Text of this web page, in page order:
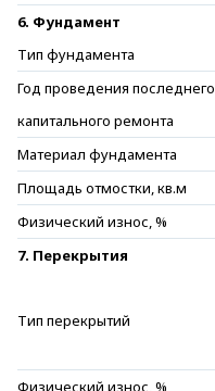
6. Фундамент
Тип фундамента
Год проведения последнего
капитального ремонта
Материал фундамента
Площадь отмостки, кв.м
Физический износ, %
7. Перекрытия
Тип перекрытий
Физический износ, %